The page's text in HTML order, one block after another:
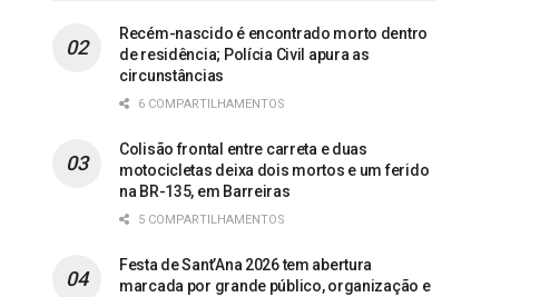
Recém-nascido é encontrado morto dentro
de residência; Polícia Civil apura as
circunstâncias
6 COMPARTILHAMENTOS
Colisão frontal entre carreta e duas
motocicletas deixa dois mortos e um ferido
na BR-135, em Barreiras
5 COMPARTILHAMENTOS
Festa de Sant’Ana 2026 tem abertura
marcada por grande público, organização e